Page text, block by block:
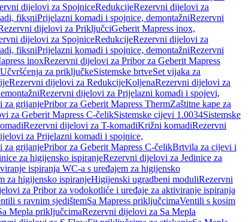
dijelovi za SpojniceRedukcijeRezervni dijelovi za
fiksniPrijelazni komadi i spojnice, demontažniRezervni
dijelovi za PriključciGeberit Mapress inox,
dijelovi za SpojniceRedukcijeRezervni dijelovi za
fiksniPrijelazni komadi i spojnice, demontažniRezervni
inoxRezervni dijelovi za Pribor za Geberit Mapress
za priključkeSistemske brtveSet vijaka za
Rezervni dijelovi za RedukcijeKoljenaRezervni dijelovi za
Rezervni dijelovi za Prijelazni komadi i spojevi,
za grijanjePribor za Geberit Mapress ThermZaštitne kape za
za Geberit Mapress C-čelikSistemske cijevi 1.0034Sistemske
Rezervni dijelovi za T-komadiKrižni komadiRezervni
za Prijelazni komadi i spojnice,
za grijanjePribor za Geberit Mapress C-čelikBrtvila za cijevi i
za higijensko ispiranjeRezervni dijelovi za Jedinice za
ispiranja WC-a s uređajem za higijensko
za higijensko ispiranjeHigijenski ugradbeni moduliRezervni
za Pribor za vodokotliće i uređaje za aktiviranje ispiranja
s ravnim sjedištemSa Mapress priključcimaVentili s kosim
Mepla priključcimaRezervni dijelovi za Sa Mepla